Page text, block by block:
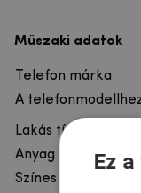
Műszaki adatok
Telefon márka
A
Lakás típusa
Anyag
Színes
Ez